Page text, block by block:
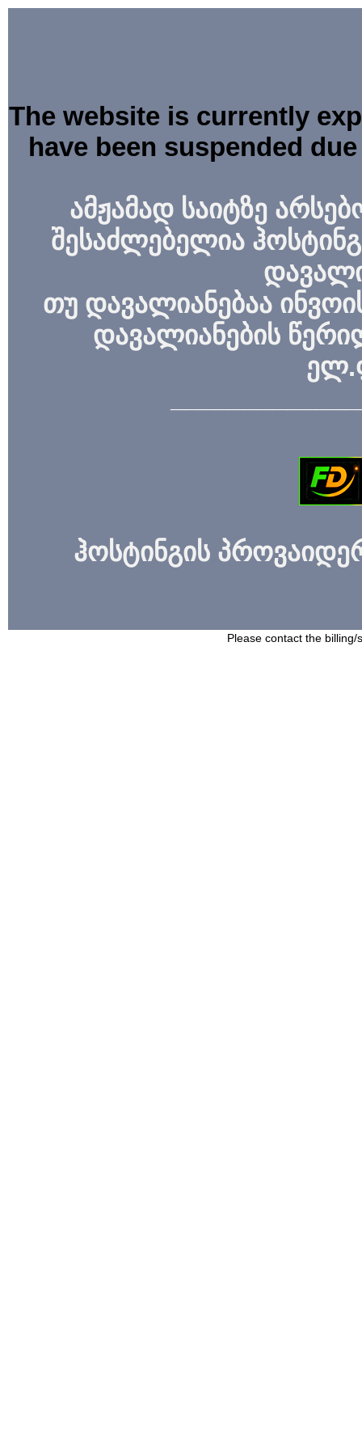
The website is currently
have been suspended
ამჟამად საიტზე
შესაძლებელია
თუ დავალიანებაა
დავალიანების
ჰოსტინგის
Please contact the